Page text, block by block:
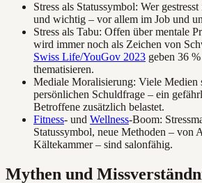
Stress als Statussymbol: Wer
und wichtig – vor allem im Job und
Stress als Tabu: Offen über mentale
wird immer noch als Zeichen von
Swiss Life/YouGov 2023 geben 36
thematisieren.
Mediale Moralisierung: Viele Medien
persönlichen Schuldfrage – ein
Betroffene zusätzlich belastet.
Fitness- und Wellness-Boom:
Statussymbol, neue Methoden – von
Kältekammer – sind salonfähig.
Mythen und